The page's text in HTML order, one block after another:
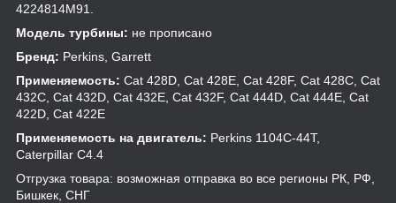
4224814M91.
Модель турбины: не прописано
Бренд: Perkins, Garrett
Применяемость: Cat 428D, Cat 428E, Cat 428F, Cat 428C, Cat
432C, Cat 432D, Cat 432E, Cat 432F, Cat 444D, Cat 444E, Cat
422D, Cat 422E
Применяемость на двигатель: Perkins 1104C-44T,
Caterpillar C4.4
Отгрузка товара: возможная отправка во все регионы РК, РФ,
Бишкек, СНГ